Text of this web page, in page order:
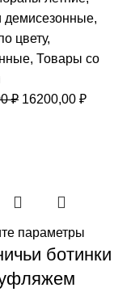
демисезонные,
цвету,
, Товары со
₽ Первоначальная
16200,00 ₽
параметры
ботинки